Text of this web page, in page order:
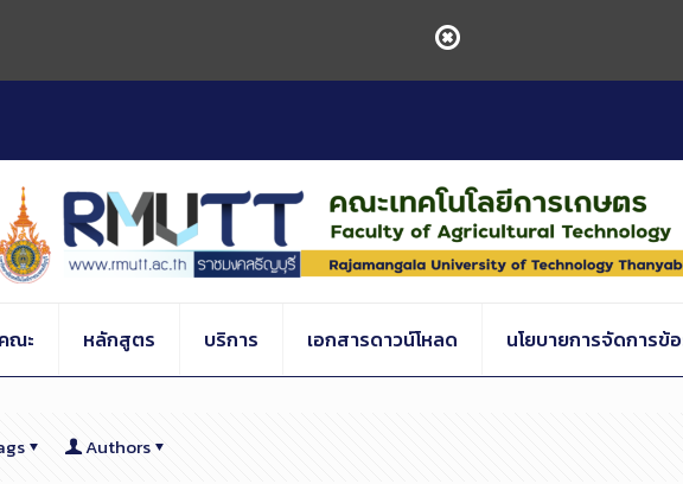
ณะ หลักสูตร บริการ เอกสารดาวน์โหลด นโยบายการจัดการข้
Authors